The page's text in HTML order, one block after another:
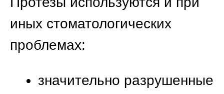
(дентин и корни зубов,
костная ткань, нервы,
сосуды) пациенту
(ортопантомография, КТ).